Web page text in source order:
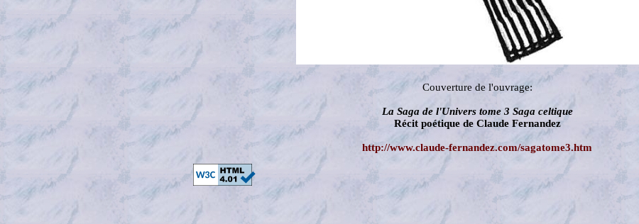
Couverture de l'ouvrage:
La Saga de l'Univers tome 3 Saga celtique
Récit poétique de Claude Fernandez
http://www.claude-fernandez.com/sagatome3.htm